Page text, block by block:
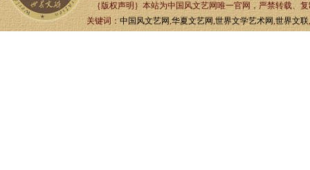
｛版权声明｝本站为中国风文艺网唯一官网，严禁转载、复制
关键词：中国风文艺网,华夏文艺网,世界文学艺术网,世界文联,